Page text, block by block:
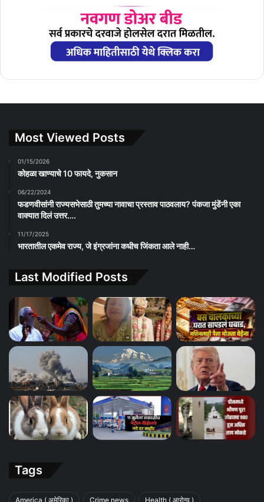
Most Viewed Posts
01/15/2026
कोहळा खाण्याचे 10 फायदे, नुकसान
06/22/2024
फडणवीसांनी राज्यसभेसाठी तुमच्या नावाचा प्रस्ताव पाठवलाय? पंकजा मुंडेंनी एका
वाक्यात दिलं उत्तर….
11/17/2025
भारतातील एकमेव राज्य, जे इंग्रजांना कधीच जिंकता आले नाही…
Last Modified Posts
Tags
America ( अमेरिका ) Crime news Health ( आरोग्य )